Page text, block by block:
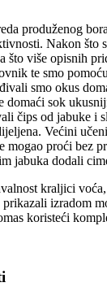
produženog
Nakon što
što više opisnih
te smo
smo okus
domaći sok
čips od jabuke i
Većini
mogao proći bez
jabuka dodali
kraljici
izradom
koristeći